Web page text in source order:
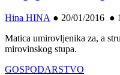
Hina HINA ● 20/01/2016 ●
Matica umirovljenika za, a
mirovinskog stupa.
GOSPODARSTVO